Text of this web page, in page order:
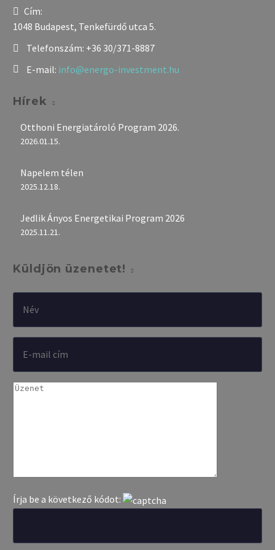
Cím:
1048 Budapest, Tenkefürdő utca 5.
Telefonszám: +36 30/371-8887
E-mail: info@energo-investment.hu
Hírek
Otthoni Energiatároló Program 2026.
2026.01.15.
Napelem télen
2025.12.18.
Jedlik Ányos Energetikai Program 2026
2025.11.21.
Küldjön üzenetet!
Írja be a következő kódot: